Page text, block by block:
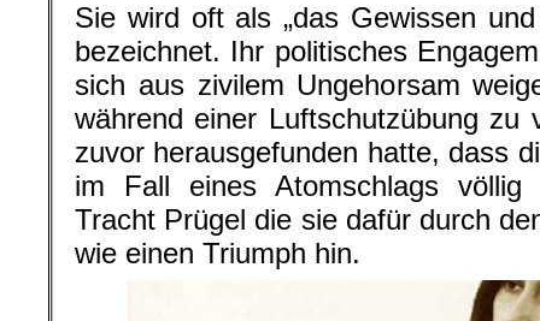
Sie wird oft als „das Gewissen
bezeichnet. Ihr politisches
sich aus zivilem Ungehorsam
während einer Luftschutzübung zu
zuvor herausgefunden hatte, dass
im Fall eines Atomschlags völlig
Tracht Prügel die sie dafür durch
wie einen Triumph hin.